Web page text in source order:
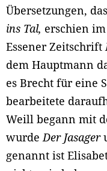
Übersetzungen,
ins Tal, erschien
Essener Zeitschrift
dem Hauptmann
es Brecht für eine
bearbeitete
Weill begann mit
wurde Der Jasager
genannt ist